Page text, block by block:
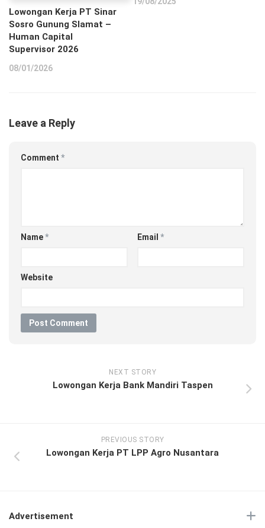
Lowongan Kerja PT Sinar
Sosro Gunung Slamat –
Human Capital
Supervisor 2026
08/01/2026
Leave a Reply
Comment *
Name* Email *
Website
NEXT STORY
Lowongan Kerja Bank Mandiri Taspen
PREVIOUS STORY
Lowongan Kerja PT LPP Agro Nusantara
Advertisement